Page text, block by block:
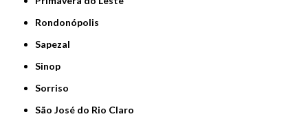
Rondonópolis
Sapezal
Sinop
Sorriso
São José do Rio Claro